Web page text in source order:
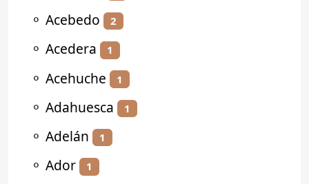
⚬ Acebedo 2
⚬ Acedera 1
⚬ Acehuche 1
⚬ Adahuesca 1
⚬ Adelán 1
⚬ Ador 1